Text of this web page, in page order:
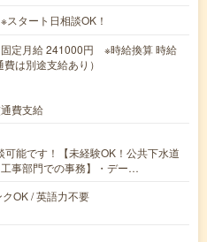
タート日相談OK！
固定月給 241000円 ※時給換算 時給
は別途支給あり）
費支給
可能です！【未経験OK！公共下水道
事部門での事務】・デー…
OK / 英語力不要